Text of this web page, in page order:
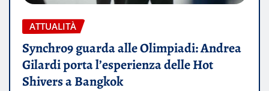
ATTUALITÀ
Synchro9 guarda alle Olimpiadi: Andrea
Gilardi porta l’esperienza delle Hot
Shivers a Bangkok